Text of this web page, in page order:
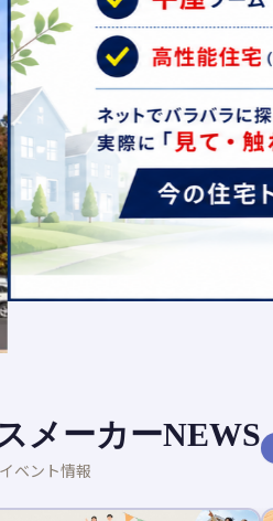
メーカーNEWS
ベント情報